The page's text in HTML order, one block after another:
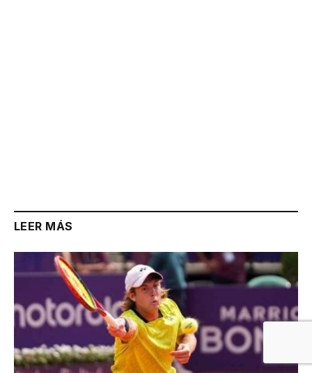
LEER MÁS